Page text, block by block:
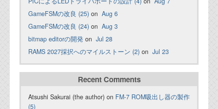
GameFSMの改良 (25) on Aug 6
GameFSMの改良 (24) on Aug 3
bitmap editorの開発 on Jul 28
RAMS 2027採択へのマイルストーン (2) on Jul 23
Recent Comments
Atsushi Sakurai (the author) on FM-7 ROM吸出し器の製作
(5)